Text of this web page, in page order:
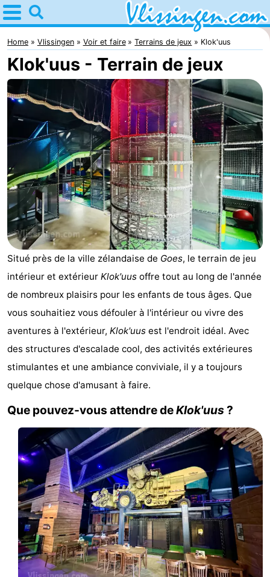
Home
Vlissingen
Astuces
Avec
les
enfants
Passer
la
nuit
Appartements
-
Martina
Campings
Chambre
d'hôtes
Chaumières
Duinzicht
-
Noordzee
Resort
Vlissingen
-
Strandpark
Zeeland
-
Vebenabos
Westduin
Hôtels
minutes
Plages
Voir
Lieux
Home Vlissingen Voir et faire Terrains de jeux Klok'uus
Klok'uus - Terrain de jeux
Situé près de la ville zélandaise de Goes, le terrain de jeu
intérieur et extérieur Klok'uus offre tout au long de l'année
de nombreux plaisirs pour les enfants de tous âges. Que
vous souhaitiez vous défouler à l'intérieur ou vivre des
aventures à l'extérieur, Klok'uus est l'endroit idéal. Avec
des structures d'escalade cool, des activités extérieures
stimulantes et une ambiance conviviale, il y a toujours
quelque chose d'amusant à faire.
Que pouvez-vous attendre deKlok'uus?